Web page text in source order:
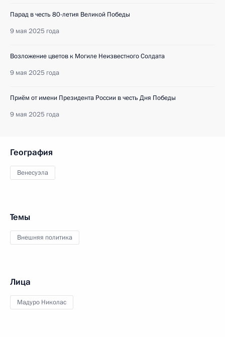
Парад в честь 80-летия Великой Победы
9 мая 2025 года
Возложение цветов к Могиле Неизвестного Солдата
9 мая 2025 года
Приём от имени Президента России в честь Дня Победы
9 мая 2025 года
География
Венесуэла
Темы
Внешняя политика
Лица
Мадуро Николас